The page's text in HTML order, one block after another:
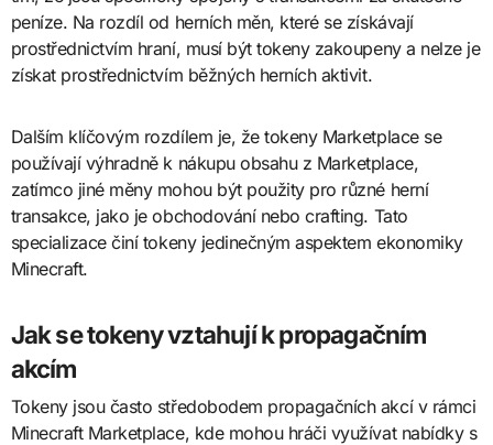
peníze. Na rozdíl od herních měn, které se získávají
prostřednictvím hraní, musí být tokeny zakoupeny a nelze je
získat prostřednictvím běžných herních aktivit.
Dalším klíčovým rozdílem je, že tokeny Marketplace se
používají výhradně k nákupu obsahu z Marketplace,
zatímco jiné měny mohou být použity pro různé herní
transakce, jako je obchodování nebo crafting. Tato
specializace činí tokeny jedinečným aspektem ekonomiky
Minecraft.
Jak se tokeny vztahují k propagačním
akcím
Tokeny jsou často středobodem propagačních akcí v rámci
Minecraft Marketplace, kde mohou hráči využívat nabídky s